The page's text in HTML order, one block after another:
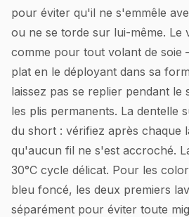
pour éviter qu'il ne s'emmêle
ou ne se torde sur lui-même.
comme pour tout volant de soie
plat en le déployant dans sa
laissez pas se replier pendant le
les plis permanents. La dentelle
du short : vérifiez après chaque
qu'aucun fil ne s'est accroché.
30°C cycle délicat. Pour les
bleu foncé, les deux premiers
séparément pour éviter toute